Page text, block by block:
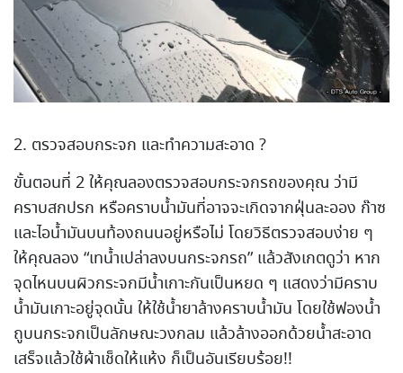
2. ตรวจสอบกระจก และทำความสะอาด ?
ขั้นตอนที่ 2 ให้คุณลองตรวจสอบกระจกรถของคุณ ว่ามี
คราบสกปรก หรือคราบน้ำมันที่อาจจะเกิดจากฝุ่นละออง ก๊าซ
และไอน้ำมันบนท้องถนนอยู่หรือไม่ โดยวิธีตรวจสอบง่าย ๆ
ให้คุณลอง “เทน้ำเปล่าลงบนกระจกรถ” แล้วสังเกตดูว่า หาก
จุดไหนบนผิวกระจกมีน้ำเกาะกันเป็นหยด ๆ แสดงว่ามีคราบ
น้ำมันเกาะอยู่จุดนั้น ให้ใช้น้ำยาล้างคราบน้ำมัน โดยใช้ฟองน้ำ
ถูบนกระจกเป็นลักษณะวงกลม แล้วล้างออกด้วยน้ำสะอาด
เสร็จแล้วใช้ผ้าเช็ดให้แห้ง ก็เป็นอันเรียบร้อย!!